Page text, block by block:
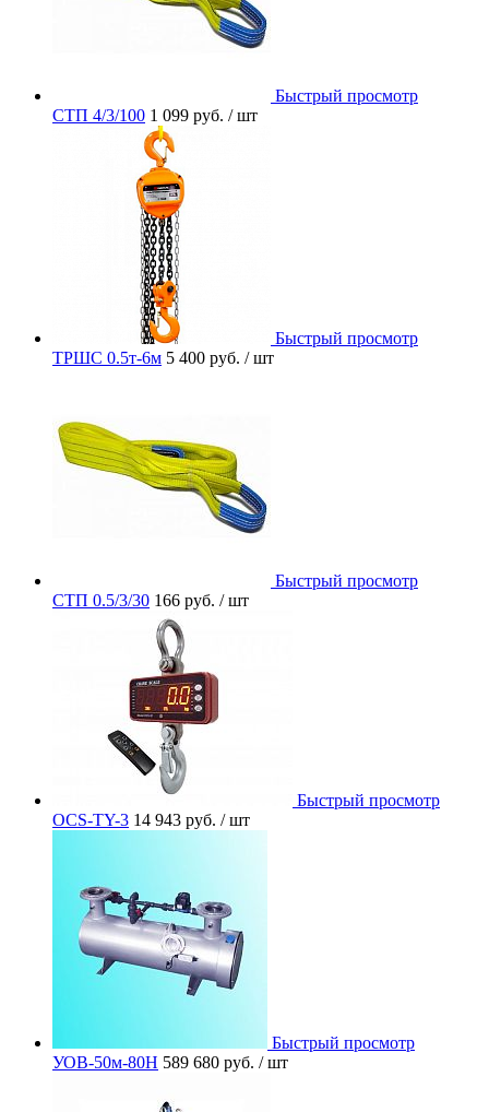
Быстрый просмотр
СТП 4/3/100 1 099 руб. / шт
Быстрый просмотр
ТРШС 0.5т-6м 5 400 руб. / шт
Быстрый просмотр
СТП 0.5/3/30 166 руб. / шт
Быстрый просмотр
OCS-TY-3 14 943 руб. / шт
Быстрый просмотр
УОВ-50м-80Н 589 680 руб. / шт